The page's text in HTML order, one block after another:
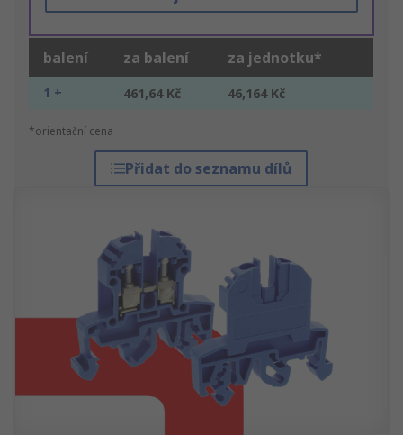
balení za balení za jednotku*
1 + 461,64 Kč 46,164 Kč
*orientační cena
Přidat do seznamu dílů